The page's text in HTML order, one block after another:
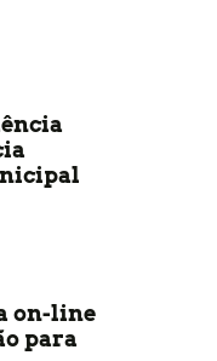
on-line
para